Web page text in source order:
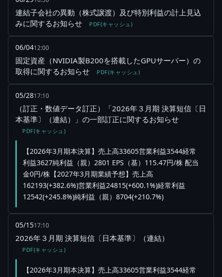
連結子会社の異動（株式譲渡）及び特別利益の計上見込
みに関するお知らせ
PDF(キャッシュ)
06/0412:00
固定資産（NVIDIA製B200を搭載したGPUサーバー）の
取得に関するお知らせ
PDF(キャッシュ)
05/2817:10
（訂正・数値データ訂正）「2026年３月期 決算短信〔日
本基準〕（連結）」の一部訂正に関するお知らせ
PDF(キャッシュ)
【2026年3月期本決算】売上高33605営業利益3544経常
利益3627純利益（親）2801 EPS（基）115.47円/株 配当
金0円/株【2027年3月期業績予想】売上高
162193(+382.6%)営業利益24815(+600.1%)経常利益
12542(+245.8%)純利益（親）8704(+210.7%)
05/1517:10
2026年３月期 決算短信〔日本基準〕（連結）
PDF(キャッシュ)
【2026年3月期本決算】売上高33605営業利益3544経常